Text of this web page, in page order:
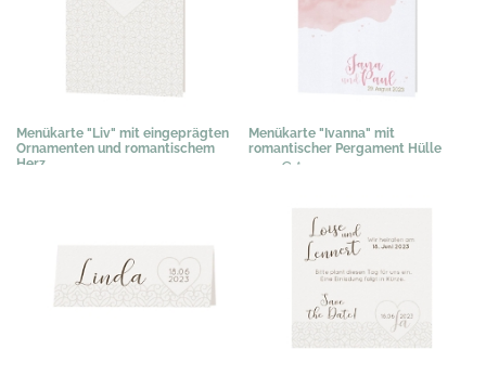
Menükarte "Liv" mit eingeprägten
Ornamenten und romantischem
Herz
Menükarte "Ivanna" mit
romantischer Pergament Hülle
1,20 € *